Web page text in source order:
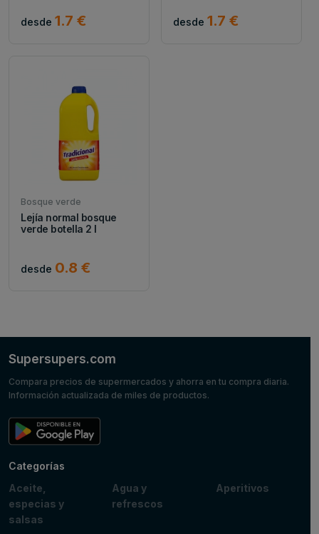
desde 1.7 € desde 1.7 €
Bosque verde
Lejía normal bosque
verde botella 2 l
desde 0.8 €
Supersupers.com
Compara precios de supermercados y ahorra en tu compra diaria.
Información actualizada de miles de productos.
Categorías
Aceite,
especias y
salsas
Agua y
refrescos
Aperitivos